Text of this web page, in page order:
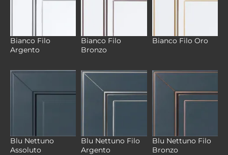
Bianco Filo
Argento
Bianco Filo
Bronzo
Bianco Filo Oro
Blu Nettuno
Assoluto
Blu Nettuno Filo
Argento
Blu Nettuno Filo
Bronzo